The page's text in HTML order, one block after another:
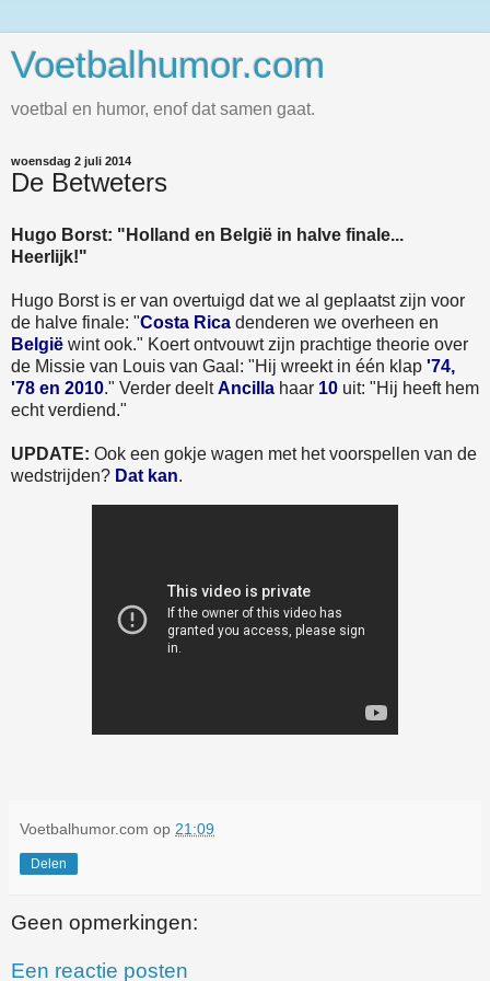
Voetbalhumor.com
voetbal en humor, enof dat samen gaat.
woensdag 2 juli 2014
De Betweters
Hugo Borst: "Holland en België in halve finale...
Heerlijk!"
Hugo Borst is er van overtuigd dat we al geplaatst zijn voor
de halve finale: "Costa Rica denderen we overheen en
België wint ook." Koert ontvouwt zijn prachtige theorie over
de Missie van Louis van Gaal: "Hij wreekt in één klap '74,
'78 en 2010." Verder deeltAncilla haar 10 uit: "Hij heeft hem
echt verdiend."
UPDATE: Ook een gokje wagen met het voorspellen van de
wedstrijden? Dat kan.
Voetbalhumor.com op 21:09
Delen
Geen opmerkingen:
Een reactie posten